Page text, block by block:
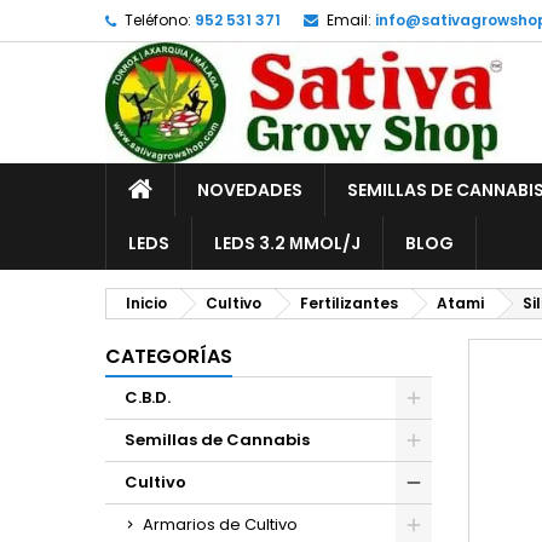
Teléfono: 952 531 371 Email:
INICIONOVEDADES SEMILLAS DE CANNABIS
LEDS LEDS 3.2 ΜMOL/J BLOG
Inicio Cultivo Fertilizantes Atami
CATEGORÍAS
C.B.D.
Semillas de Cannabis
Cultivo
Armarios de Cultivo